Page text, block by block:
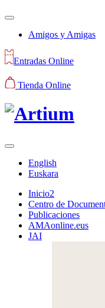
Amigos y Amigas
Entradas Online
Tienda Online
English
Euskara
Inicio2
Centro de
Publicaciones
AMAonline.eus
JAI